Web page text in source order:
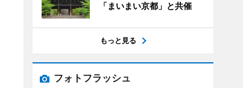
「まいまい京都」と共催
もっと見る
フォトフラッシュ